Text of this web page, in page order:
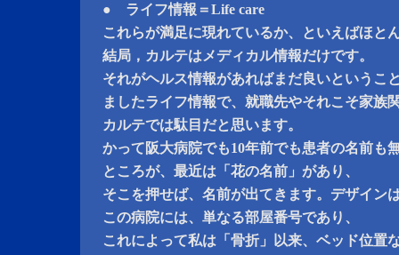
● ライフ情報＝Life care
これらが満足に現れているか、といえばほと
結局，カルテはメディカル情報だけです。
それがヘルス情報があればまだ良いというこ
ましたライフ情報で、就職先やそれこそ家族
カルテでは駄目だと思います。
かって阪大病院でも10年前でも患者の名前も
ところが、最近は「花の名前」があり、
そこを押せば、名前が出てきます。デザイン
この病院には、単なる部屋番号であり、
これによって私は「骨折」以来、ベッド位置